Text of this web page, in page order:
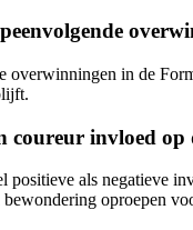
overwinningen in de
coureur invloed
als negatieve
oproepen